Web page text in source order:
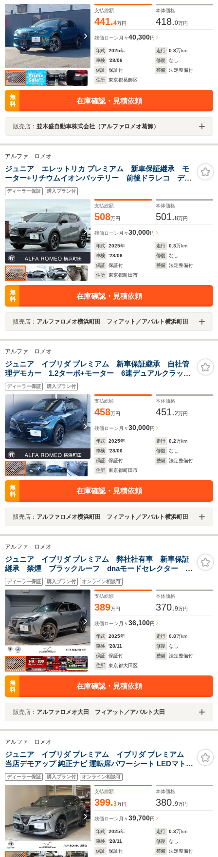
支払総額
441.4万円
本体価格
418.0万円
残価ローン 月々40,300円
年式 2025年 走行 0.3万km
車検
'28/06 修復
なし
保証
保証付 整備
法定整備付
住所
東京都葛飾区
無
料
在庫確認・見積依頼
販売店： 並木盛自動車株式会社（アルファロメオ葛飾）
アルファ ロメオ
ジュニア エレットリカ プレミアム 新車保証継承 モ
ーター+リチウムイオンバッテリー 前後ドラレコ デジ
タルミラー ETC DNAドライブモード アダプティブ
クルコン コネクテッドナビ オートハイビームLED
バックカメラ 電動テールゲート
ディーラー保証 購入プラン付
支払総額
508万円
本体価格
501.8万円
残価ローン 月々30,000円
年式 2025年 走行 0.3万km
車検
'28/06 修復
なし
保証
保証付 整備
法定整備付
住所
東京都町田市
無
料
在庫確認・見積依頼
販売店： アルファロメオ横浜町田 フィアット／アバルト横浜町田
アルファ ロメオ
ジュニア イブリダ プレミアム 新車保証継承 自社管
理デモカー 1.2ターボ+モーター 6速デュアルクラッチ
AT ドラレコ ETC DNAドライブモード アダプティ
ブクルコン コネクテッドナビ 自動ハイビームLED
後カメラ 電動テールゲート
ディーラー保証 購入プラン付
支払総額
458万円
本体価格
451.2万円
残価ローン 月々30,000円
年式 2025年 走行 0.2万km
車検
'28/06 修復
なし
保証
保証付 整備
法定整備付
住所
東京都町田市
無
料
在庫確認・見積依頼
販売店： アルファロメオ横浜町田 フィアット／アバルト横浜町田
アルファ ロメオ
ジュニア イブリダ プレミアム 弊社社有車 新車保証
継承 禁煙 ブラックルーフ dnaモードセレクター シ
ートヒーター 運転席パワーシート 衝突被害軽減ブレ
ーキ ブラインドスポットモニタ― パーキングセンサ
ー バックカメラ
ディーラー保証 購入プラン付 オンライン相談可
支払総額
389万円
本体価格
370.9万円
残価ローン 月々36,100円
年式 2025年 走行 0.8万km
車検
'28/11 修復
なし
保証
保証付 整備
法定整備付
住所
東京都大田区
無
料
在庫確認・見積依頼
販売店： アルファロメオ大田 フィアット／アバルト大田
アルファ ロメオ
ジュニア イブリダ プレミアム イブリダ プレミアム
当店デモアップ 純正ナビ 運転席パワーシート LEDマトリ
クスヘッドライト ACC DNAモードセレクター ランバ
ーサポート 電動テールゲート アレーゼグレー/ブラックル
ディーラー保証 購入プラン付 オンライン相談可
支払総額
399.3万円
本体価格
380.9万円
残価ローン 月々39,700円
年式 2025年 走行 0.3万km
車検
'28/11 修復
なし
保証
保証付 整備 法定整備付